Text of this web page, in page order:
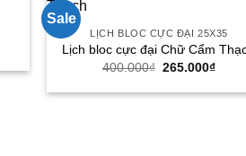
Sale
LỊCH BLOC CỰC ĐẠI 25X35
Lịch bloc cực đại Chữ Cẩm
400.000₫ Giá
là:
265.000₫Giá
tại